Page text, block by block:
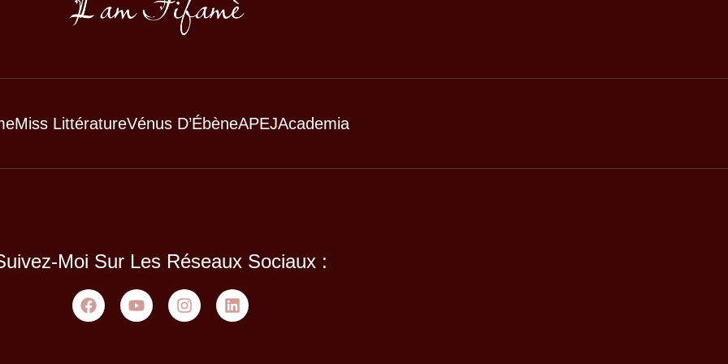
Miss LittératureVénus D’ÉbèneAPEJAcademia
Moi Sur Les Réseaux Sociaux :